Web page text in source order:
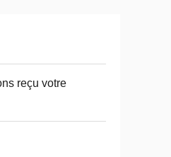
reçu votre